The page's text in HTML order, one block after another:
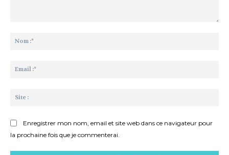
Enregistrer mon nom, email et site web dans ce navigateur pour
la prochaine fois que je commenterai.